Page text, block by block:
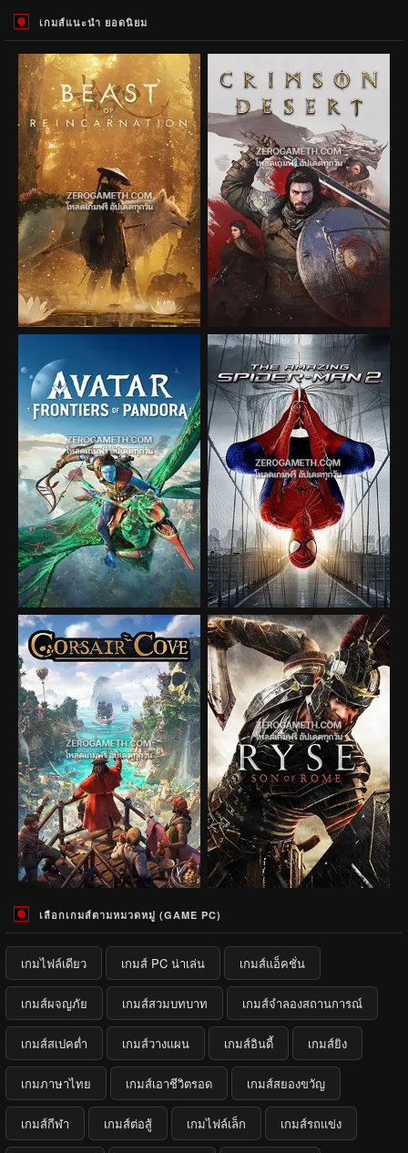
เกมส์แนะนำ ยอดนิยม
เลือกเกมส์ตามหมวดหมู่ (GAME PC)
เกมไฟล์เดียว เกมส์ PC น่าเล่น เกมส์แอ็คชั่น
เกมส์ผจญภัย เกมส์สวมบทบาท เกมส์จำลองสถานการณ์
เกมส์สเปคต่ำ เกมส์วางแผน เกมส์อินดี้ เกมส์ยิง
เกมภาษาไทย เกมส์เอาชีวิตรอด เกมส์สยองขวัญ
เกมส์กีฬา เกมส์ต่อสู้ เกมไฟล์เล็ก เกมส์รถแข่ง